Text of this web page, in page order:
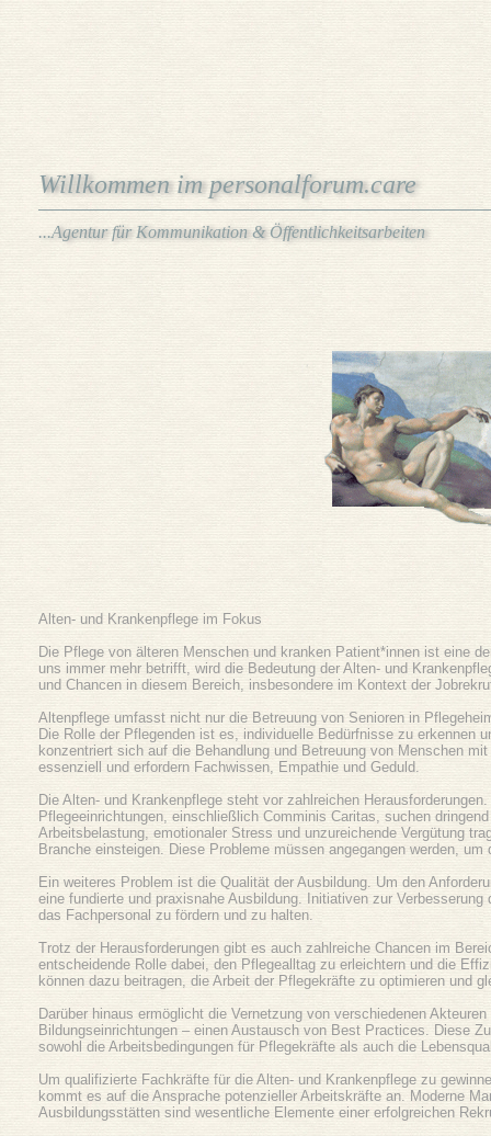
Willkommen im personalforum.care
...Agentur für Kommunikation & Öffentlichkeitsarbeiten
Alten- und Krankenpflege im Fokus
Die Pflege von älteren Menschen und kranken Patient*innen ist eine
uns immer mehr betrifft, wird die Bedeutung der Alten- und
und Chancen in diesem Bereich, insbesondere im Kontext der
Altenpflege umfasst nicht nur die Betreuung von Senioren in
Die Rolle der Pflegenden ist es, individuelle Bedürfnisse zu erkennen
konzentriert sich auf die Behandlung und Betreuung von Menschen
essenziell und erfordern Fachwissen, Empathie und Geduld.
Die Alten- und Krankenpflege steht vor zahlreichen
Pflegeeinrichtungen, einschließlich Comminis Caritas, suchen
Arbeitsbelastung, emotionaler Stress und unzureichende Vergütung
Branche einsteigen. Diese Probleme müssen angegangen werden,
Ein weiteres Problem ist die Qualität der Ausbildung. Um den
eine fundierte und praxisnahe Ausbildung. Initiativen zur
das Fachpersonal zu fördern und zu halten.
Trotz der Herausforderungen gibt es auch zahlreiche Chancen im
entscheidende Rolle dabei, den Pflegealltag zu erleichtern und die
können dazu beitragen, die Arbeit der Pflegekräfte zu optimieren und
Darüber hinaus ermöglicht die Vernetzung von verschiedenen
Bildungseinrichtungen – einen Austausch von Best Practices. Diese
sowohl die Arbeitsbedingungen für Pflegekräfte als auch die
Um qualifizierte Fachkräfte für die Alten- und Krankenpflege zu
kommt es auf die Ansprache potenzieller Arbeitskräfte an. Moderne
Ausbildungsstätten sind wesentliche Elemente einer erfolgreichen